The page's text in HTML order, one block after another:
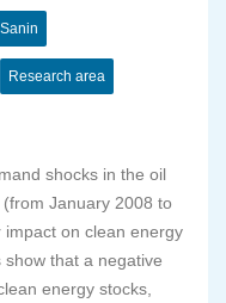
Research area
shocks in the oil
January 2008 to
on clean energy
that a negative
energy stocks,